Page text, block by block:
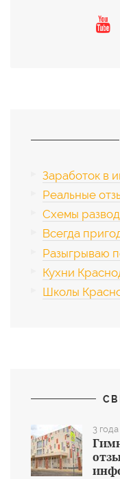
Заработок в
Реальные
Схемы
Всегда
Разыгрываю
Кухни
Школы
3